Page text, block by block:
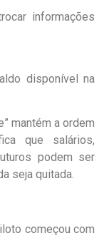
informações
disponível na
mantém a ordem
que salários,
podem ser
seja quitada.
começou com